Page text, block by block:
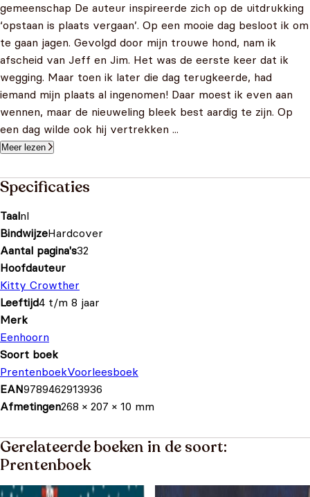
gemeenschap De auteur inspireerde zich op de uitdrukking
‘opstaan is plaats vergaan’. Op een mooie dag besloot ik om
te gaan jagen. Gevolgd door mijn trouwe hond, nam ik
afscheid van Jeff en Jim. Het was de eerste keer dat ik
wegging. Maar toen ik later die dag terugkeerde, had
iemand mijn plaats al ingenomen! Daar moest ik even aan
wennen, maar de nieuweling bleek best aardig te zijn. Op
een dag wilde ook hij vertrekken ...
Meer lezen
Specificaties
Taalnl
BindwijzeHardcover
Aantal pagina's32
Hoofdauteur
Kitty Crowther
Leeftijd4 t/m 8 jaar
Merk
Eenhoorn
Soort boek
PrentenboekVoorleesboek
EAN9789462913936
Afmetingen268 × 207 × 10 mm
Gerelateerde boeken in de soort:
Prentenboek